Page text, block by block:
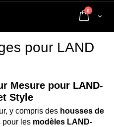
Cart
0 articles
pour LAND
Mesure pour LAND-
Style
y compris des housses de
pour les modèles LAND-